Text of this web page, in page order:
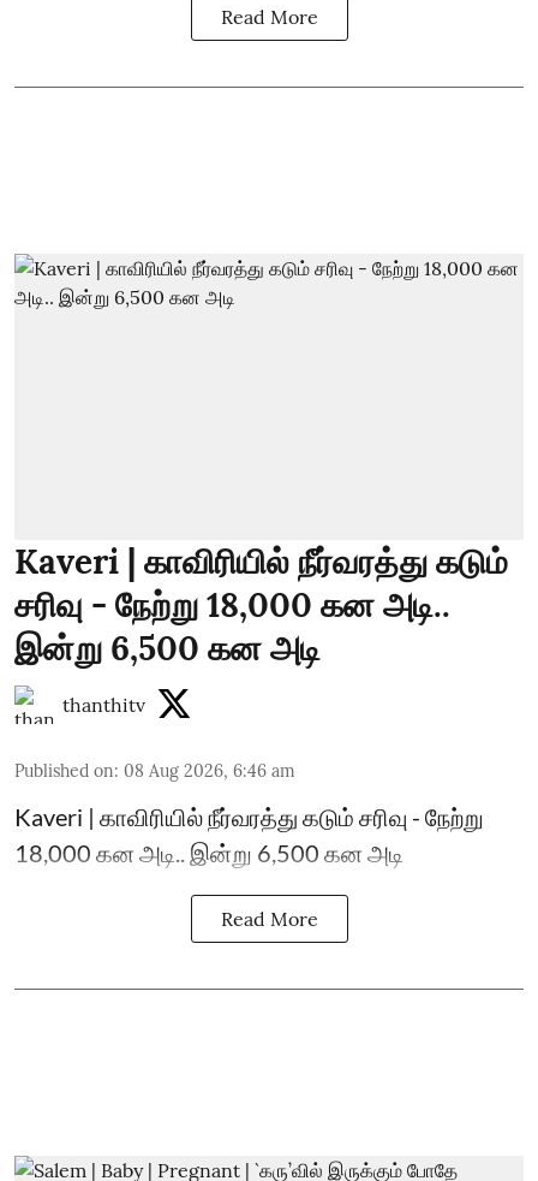
Read More
Kaveri | காவிரியில் நீர்வரத்து கடும்
சரிவு - நேற்று 18,000 கன அடி..
இன்று 6,500 கன அடி
thanthitv
Published on: 08 Aug 2026, 6:46 am
Kaveri | காவிரியில் நீர்வரத்து கடும் சரிவு - நேற்று
18,000 கன அடி.. இன்று 6,500 கன அடி
Read More